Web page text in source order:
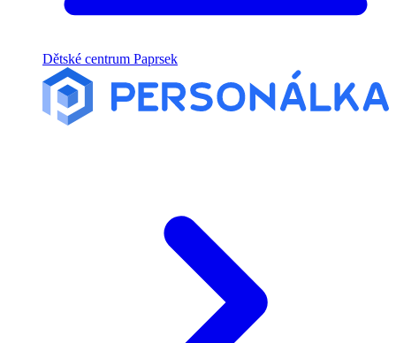
Dětské centrum Paprsek